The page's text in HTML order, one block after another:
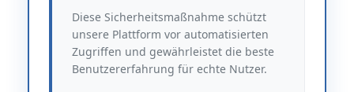
Diese Sicherheitsmaßnahme schützt
unsere Plattform vor automatisierten
Zugriffen und gewährleistet die beste
Benutzererfahrung für echte Nutzer.